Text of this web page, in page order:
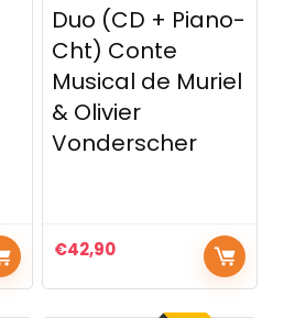
Duo (CD + Piano-
Cht) Conte
Musical de Muriel
& Olivier
Vonderscher
€42,90